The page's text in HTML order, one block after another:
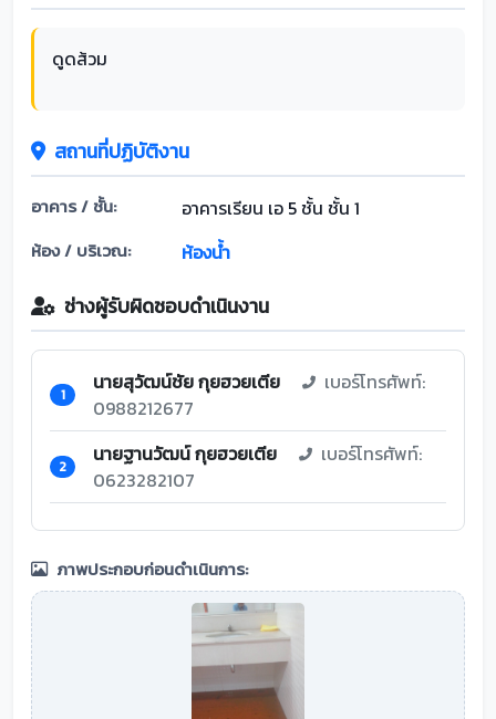
ดูดส้วม
สถานที่ปฏิบัติงาน
อาคาร / ชั้น: อาคารเรียน เอ 5 ชั้น ชั้น 1
ห้อง / บริเวณ: ห้องน้ำ
ช่างผู้รับผิดชอบดำเนินงาน
1 นายสุวัฒน์ชัย กุยฮวยเตีย
เบอร์โทรศัพท์:
0988212677
2 นายฐานวัฒน์ กุยฮวยเตีย
เบอร์โทรศัพท์:
0623282107
ภาพประกอบก่อนดำเนินการ: